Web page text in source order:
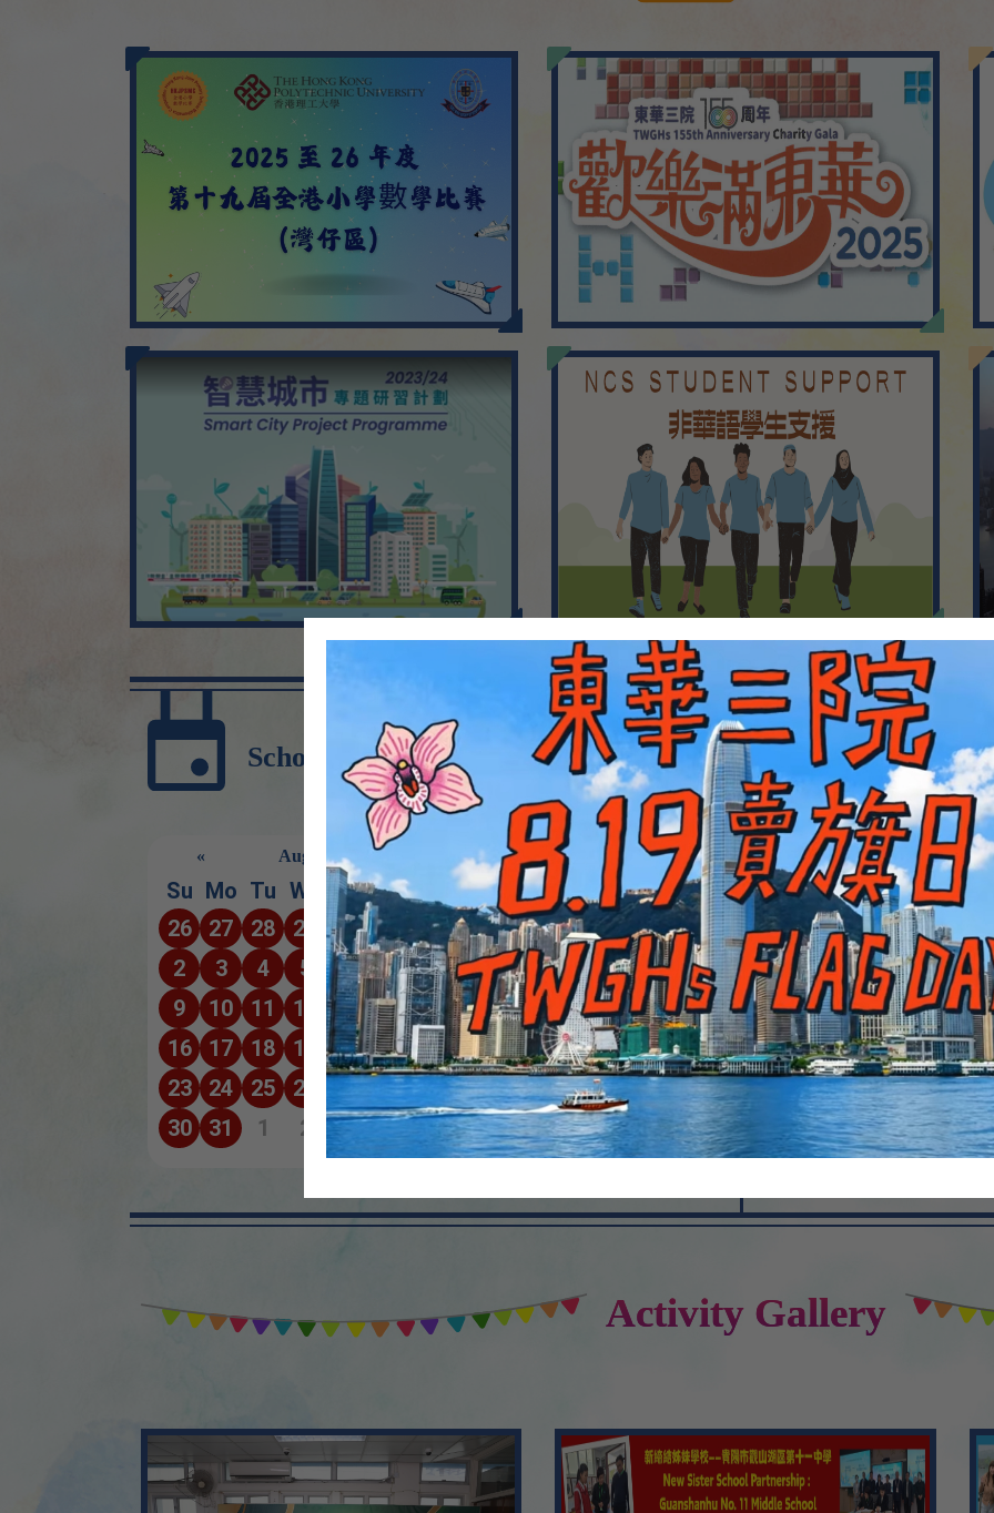
School Calendar
« August
Su Mo Tu We Th Fr
26
27 28 29 30 31
1
2
3 4 5 6 7
8
9
10 11 12 13 14
15
16
17 18 19 20 21
22
23
24 25 26 27 28
29
30
31 1 2 3 4 5
Aug
2
Aug
3
Aug
4
Aug
5
Aug
6
Aug
Aug
Aug
Announcements
04/2026
捷報！2025/26 學年本校數
03/2026
「獨立監察警方處理投訴委
03/2026
2026年3月11日數理週四社
02/2026
教育局邀請專業分享
01/2026
「健康 SUN 動力」健康校
2026德國、奧地利教育行
Activity Gallery